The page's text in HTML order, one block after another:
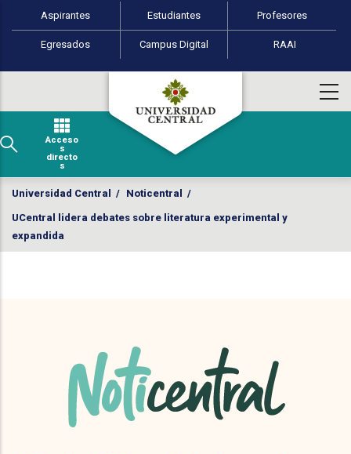
Pasar al contenido principal
Perfiles de usuario
Aspirantes Estudiantes Profesores
Egresados Campus Digital RAAI
Acceso
s
directo
s
Universidad Central / Noticentral /
UCentral lidera debates sobre literatura experimental y
expandida